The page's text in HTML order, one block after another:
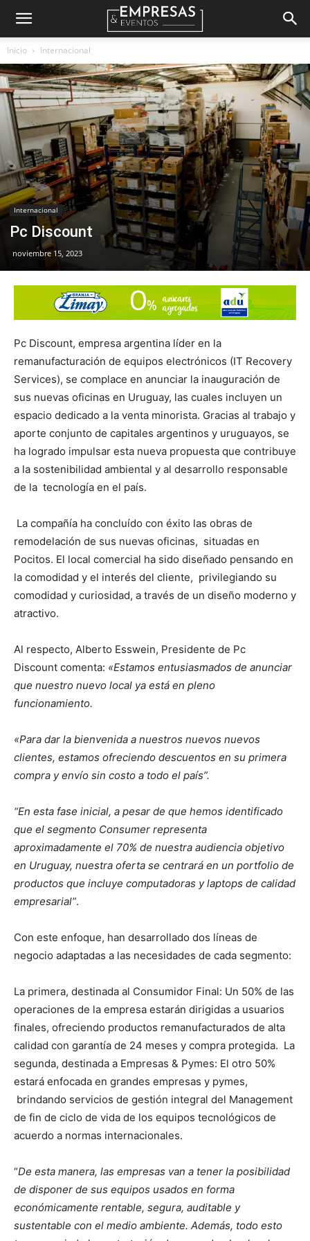
Empresas
&
Eventos
Inicio Internacional
Internacional
Pc Discount
noviembre 15, 2023
Pc Discount, empresa argentina líder en la
remanufacturación de equipos electrónicos (IT Recovery
Services), se complace en anunciar la inauguración de
sus nuevas oficinas en Uruguay, las cuales incluyen un
espacio dedicado a la venta minorista. Gracias al trabajo y
aporte conjunto de capitales argentinos y uruguayos, se
ha logrado impulsar esta nueva propuesta que contribuye
a la sostenibilidad ambiental y al desarrollo responsable
de la tecnología en el país.
La compañía ha concluído con éxito las obras de
remodelación de sus nuevas oficinas, situadas en
Pocitos. El local comercial ha sido diseñado pensando en
la comodidad y el interés del cliente, privilegiando su
comodidad y curiosidad, a través de un diseño moderno y
atractivo.
Al respecto, Alberto Esswein, Presidente de Pc
Discount comenta: «Estamos entusiasmados de anunciar
que nuestro nuevo local ya está en pleno
funcionamiento.
«Para dar la bienvenida a nuestros nuevos nuevos
clientes, estamos ofreciendo descuentos en su primera
compra y envío sin costo a todo el país”.
“En esta fase inicial, a pesar de que hemos identificado
que el segmento Consumer representa
aproximadamente el 70% de nuestra audiencia objetivo
en Uruguay, nuestra oferta se centrará en un portfolio de
productos que incluye computadoras y laptops de calidad
empresarial”.
Con este enfoque, han desarrollado dos líneas de
negocio adaptadas a las necesidades de cada segmento:
La primera, destinada al Consumidor Final: Un 50% de las
operaciones de la empresa estarán dirigidas a usuarios
finales, ofreciendo productos remanufacturados de alta
calidad con garantía de 24 meses y compra protegida. La
segunda, destinada a Empresas & Pymes: El otro 50%
estará enfocada en grandes empresas y pymes,
brindando servicios de gestión integral del Management
de fin de ciclo de vida de los equipos tecnológicos de
acuerdo a normas internacionales.
“De esta manera, las empresas van a tener la posibilidad
de disponer de sus equipos usados en forma
económicamente rentable, segura, auditable y
sustentable con el medio ambiente. Además, todo esto